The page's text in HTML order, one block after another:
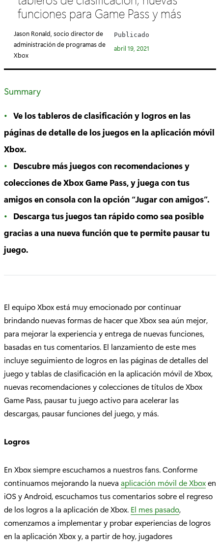
g
r
í
a
funciones para Game Pass y más
Jason Ronald, socio director de
administración de programas de
Xbox
Publicado
abril 19, 2021
Summary
Ve los tableros de clasificación y logros en las
páginas de detalle de los juegos en la aplicación móvil
Xbox.
Descubre más juegos con recomendaciones y
colecciones de Xbox Game Pass, y juega con tus
amigos en consola con la opción “Jugar con amigos”.
Descarga tus juegos tan rápido como sea posible
gracias a una nueva función que te permite pausar tu
juego.
El equipo Xbox está muy emocionado por continuar
brindando nuevas formas de hacer que Xbox sea aún mejor,
para mejorar la experiencia y entrega de nuevas funciones,
basadas en tus comentarios. El lanzamiento de este mes
incluye seguimiento de logros en las páginas de detalles del
juego y tablas de clasificación en la aplicación móvil de Xbox,
nuevas recomendaciones y colecciones de títulos de Xbox
Game Pass, pausar tu juego activo para acelerar las
descargas, pausar funciones del juego, y más.
Logros
En Xbox siempre escuchamos a nuestros fans. Conforme
continuamos mejorando la nueva aplicación móvil de Xboxen
iOS y Android, escuchamos tus comentarios sobre el regreso
de los logros a la aplicación de Xbox. El mes pasado,
comenzamos a implementar y probar experiencias de logros
en la aplicación Xbox y, a partir de hoy, jugadores